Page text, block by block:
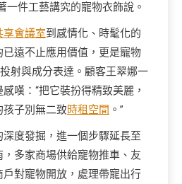
一件工藝講究的寵物衣飾說。
享會議室到感情化、時髦化的
遠不止應用價值，更是寵物
射與成分表達。顧客王翠娜一
嘆：“把它裝扮得精致美麗，
子別無二致時租空間 。”
度發掘，進一個步驟延長至
多家商場供給寵物推車、友
對寵物開放，處理帶寵出行